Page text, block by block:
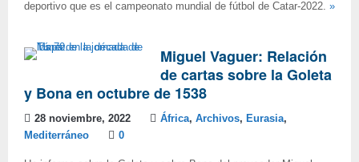
deportivo que es el campeonato mundial de fútbol de Catar-2022. »
Miguel Vaguer: Relación
de cartas sobre la Goleta
y Bona en octubre de 1538
28 noviembre, 2022 África, Archivos, Eurasia,
Mediterráneo
0